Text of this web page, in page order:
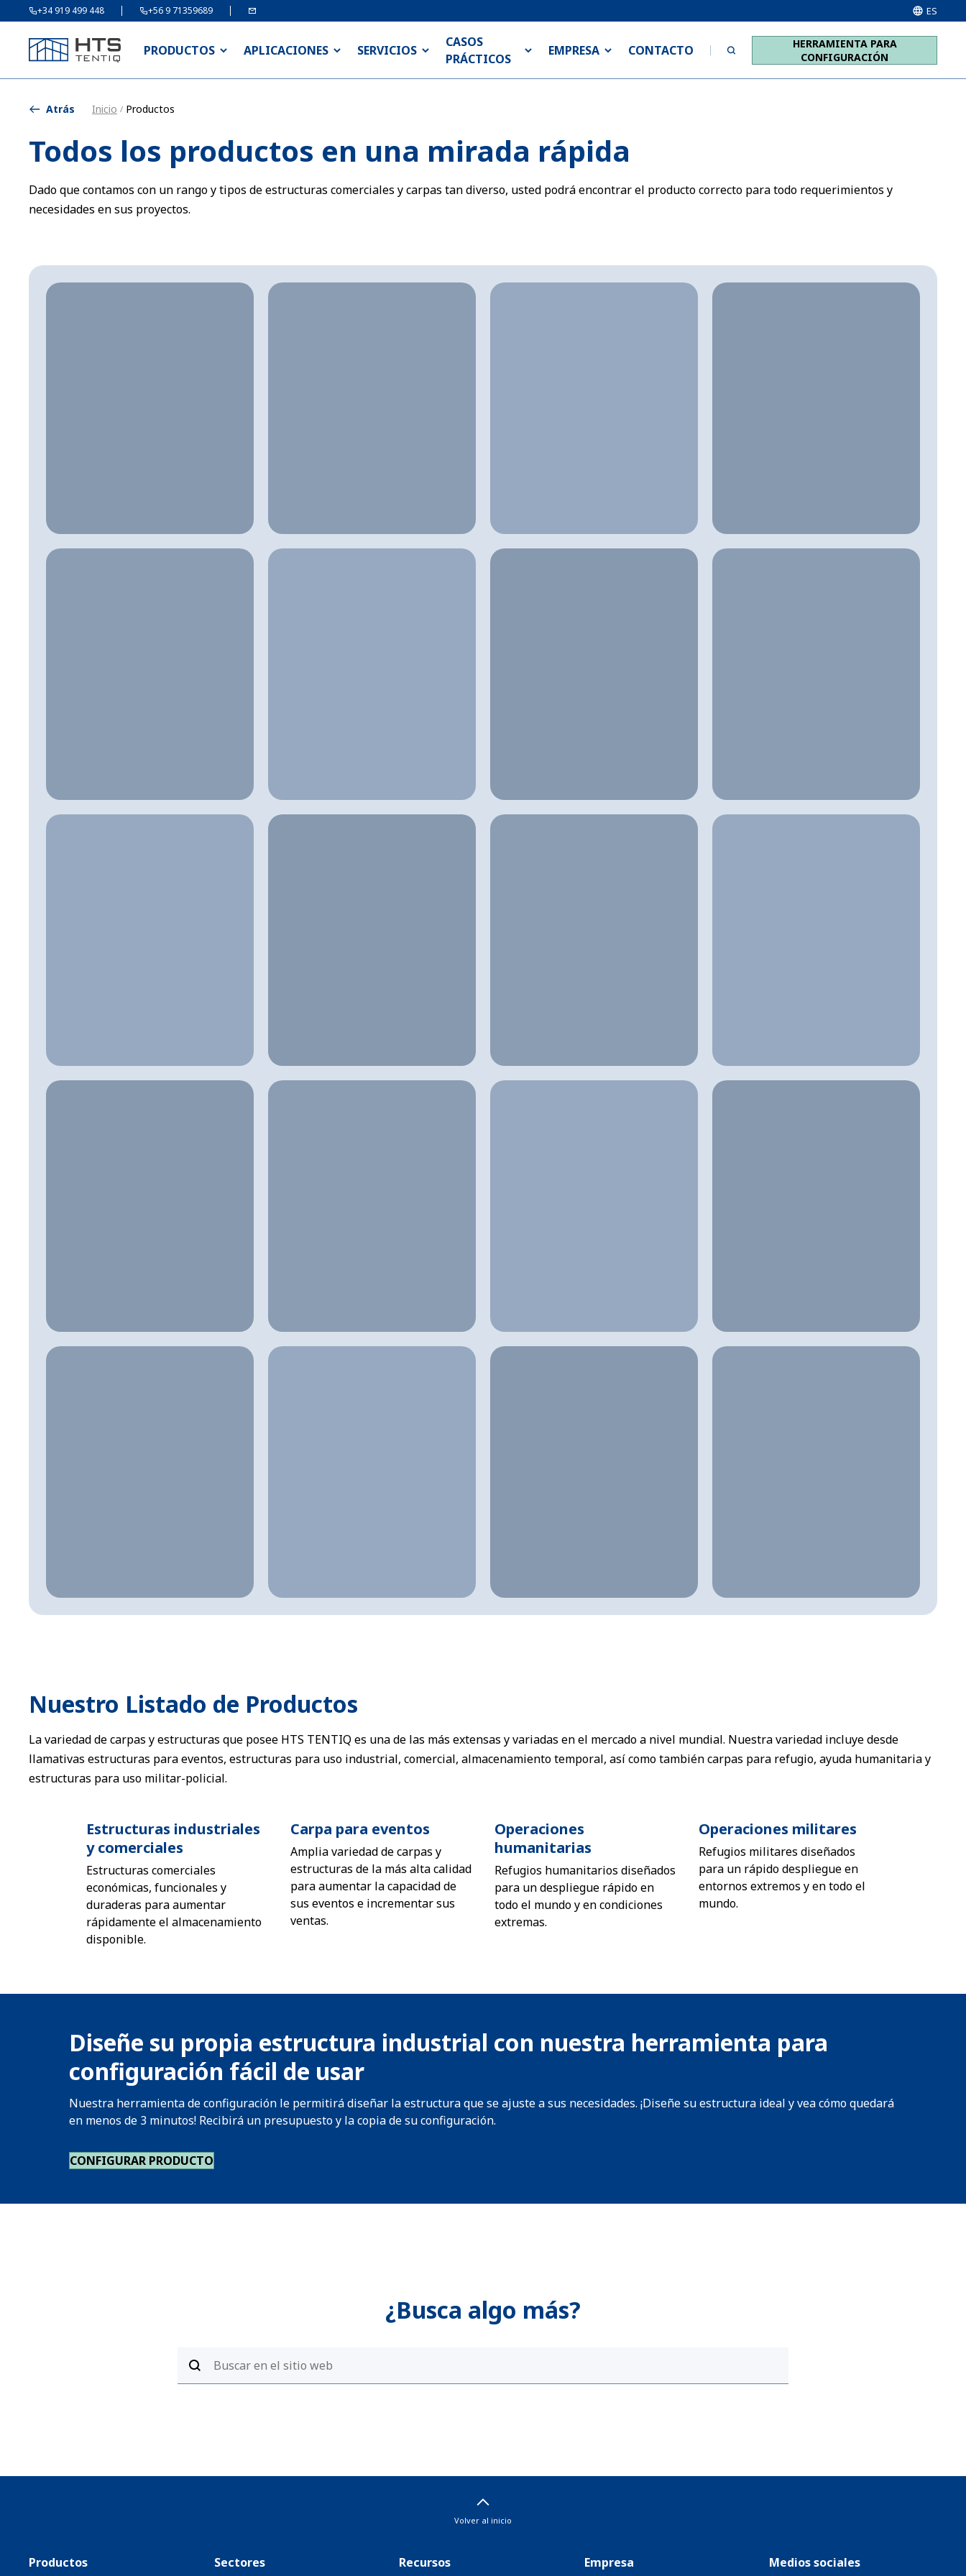
+34 919 499 448 +56 9 71359689 ES
PRODUCTOS APLICACIONES SERVICIOS
CASOS
PRÁCTICOS
EMPRESA CONTACTO
HERRAMIENTA PARA
CONFIGURACIÓN
Atrás Inicio / Productos
Todos los productos en una mirada rápida
Dado que contamos con un rango y tipos de estructuras comerciales y carpas tan diverso, usted podrá encontrar el producto correcto para todo requerimientos y
necesidades en sus proyectos.
Nuestro Listado de Productos
La variedad de carpas y estructuras que posee HTS TENTIQ es una de las más extensas y variadas en el mercado a nivel mundial. Nuestra variedad incluye desde
llamativas estructuras para eventos, estructuras para uso industrial, comercial, almacenamiento temporal, así como también carpas para refugio, ayuda humanitaria y
estructuras para uso militar-policial.
Estructuras industriales
y comerciales
Estructuras comerciales
económicas, funcionales y
duraderas para aumentar
rápidamente el almacenamiento
disponible.
Carpa para eventos
Amplia variedad de carpas y
estructuras de la más alta calidad
para aumentar la capacidad de
sus eventos e incrementar sus
ventas.
Operaciones
humanitarias
Refugios humanitarios diseñados
para un despliegue rápido en
todo el mundo y en condiciones
extremas.
Operaciones militares
Refugios militares diseñados
para un rápido despliegue en
entornos extremos y en todo el
mundo.
Diseñe su propia estructura industrial con nuestra herramienta para
configuración fácil de usar
Nuestra herramienta de configuración le permitirá diseñar la estructura que se ajuste a sus necesidades. ¡Diseñe su estructura ideal y vea cómo quedará
en menos de 3 minutos! Recibirá un presupuesto y la copia de su configuración.
CONFIGURAR PRODUCTO
¿Busca algo más?
Volver al inicio
Productos Sectores Recursos Empresa Medios sociales